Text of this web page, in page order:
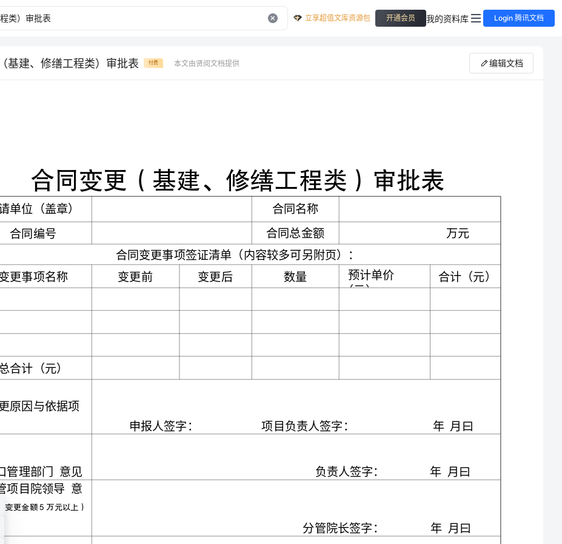
立享超值文库资源包 开通会员 我的资料库 Login 腾讯文档
基建、修缮工程类）审批表 付费 本文由贤阅文档提供 编辑文档
申请单位（盖章）
变更事项名称 变更前 变更后